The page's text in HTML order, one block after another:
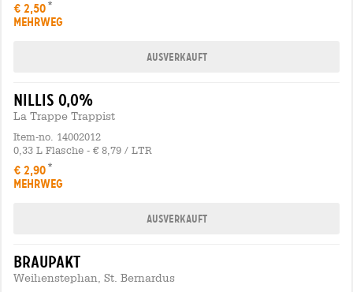
€ 2,50
MEHRWEG
Ausverkauft
nillis 0,0%
La Trappe Trappist
Item-no. 14002012
0,33 L Flasche - € 8,79 / LTR
€ 2,90
MEHRWEG
Ausverkauft
braupakt
Weihenstephan, St. Bernardus